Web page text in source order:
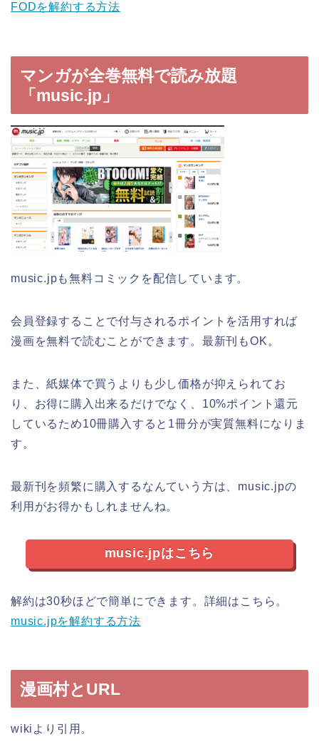
FODを解約する方法
マンガが全巻無料で読み放題
「music.jp」
music.jpも無料コミックを配信しています。
会員登録することで付与されるポイントを活用すれば
漫画を無料で読むことができます。最新刊もOK。
また、紙媒体で買うよりも少し価格が抑えられてお
り、お得に購入出来るだけでなく、10%ポイント還元
しているため10冊購入すると1冊分が実質無料になりま
す。
最新刊を頻繁に購入するなんていう方は、music.jpの
利用がお得かもしれませんね。
music.jpはこちら
解約は30秒ほどで簡単にできます。詳細はこちら。
music.jpを解約する方法
漫画村とURL
wikiより引用。